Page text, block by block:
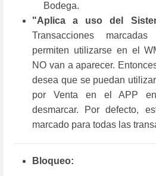
Bodega.
"Aplica a uso del
Transacciones
permiten utilizarse en el
NO van a aparecer.
desea que se puedan
por Venta en el APP
desmarcar. Por defecto,
marcado para todas las
Bloqueo: